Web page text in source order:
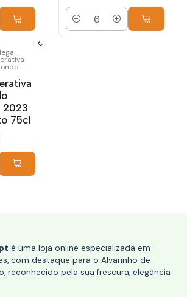
Quantidade
2023
75cl
é uma loja online especializada em
com destaque para o Alvarinho de
reconhecido pela sua frescura, elegância